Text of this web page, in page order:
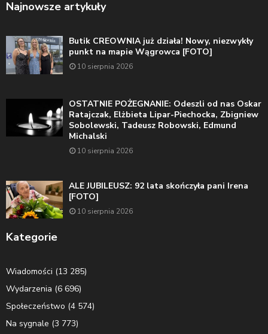
Najnowsze artykuły
Butik CREOWNIA już działa! Nowy, niezwykły
punkt na mapie Wągrowca [FOTO]
10 sierpnia 2026
OSTATNIE POŻEGNANIE: Odeszli od nas Oskar
Ratajczak, Elżbieta Lipar-Piechocka, Zbigniew
Sobolewski, Tadeusz Robowski, Edmund
Michalski
10 sierpnia 2026
ALE JUBILEUSZ: 92 lata skończyła pani Irena
[FOTO]
10 sierpnia 2026
Kategorie
Wiadomości (13 285)
Wydarzenia (6 696)
Społeczeństwo (4 574)
Na sygnale (3 773)